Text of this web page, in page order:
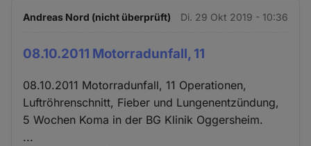
Andreas Nord (nicht überprüft) Di. 29 Okt 2019 - 10:36
08.10.2011 Motorradunfall, 11
08.10.2011 Motorradunfall, 11 Operationen,
Luftröhrenschnitt, Fieber und Lungenentzündung,
5 Wochen Koma in der BG Klinik Oggersheim.
...